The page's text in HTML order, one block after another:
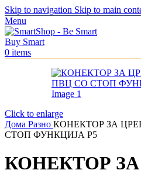
Skip to navigation Skip to main
Menu
0 items
Click to enlarge
Дома Разно КОНЕКТОР ЗА
СТОП ФУНКЦИЈА P5
КОНЕКТОР